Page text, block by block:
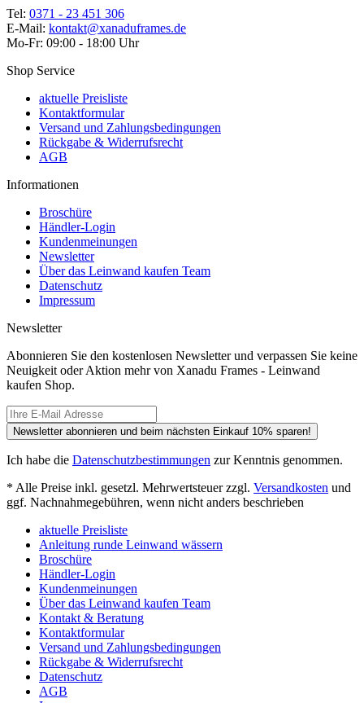
Tel: 0371 - 23 451 306
E-Mail: kontakt@xanaduframes.de
Mo-Fr: 09:00 - 18:00 Uhr
Shop Service
aktuelle Preisliste
Kontaktformular
Versand und Zahlungsbedingungen
Rückgabe & Widerrufsrecht
AGB
Informationen
Broschüre
Händler-Login
Kundenmeinungen
Newsletter
Über das Leinwand kaufen Team
Datenschutz
Impressum
Newsletter
Abonnieren Sie den kostenlosen Newsletter und verpassen Sie keine
Neuigkeit oder Aktion mehr von Xanadu Frames - Leinwand
kaufen Shop.
Newsletter abonnieren und beim nächsten Einkauf 10% sparen!
Ich habe die Datenschutzbestimmungen zur Kenntnis genommen.
* Alle Preise inkl. gesetzl. Mehrwertsteuer zzgl. Versandkosten und
ggf. Nachnahmegebühren, wenn nicht anders beschrieben
aktuelle Preisliste
Anleitung runde Leinwand wässern
Broschüre
Händler-Login
Kundenmeinungen
Über das Leinwand kaufen Team
Kontakt & Beratung
Kontaktformular
Versand und Zahlungsbedingungen
Rückgabe & Widerrufsrecht
Datenschutz
AGB